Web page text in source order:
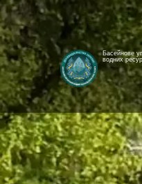
Басейнове
водних